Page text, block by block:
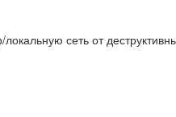
сеть от